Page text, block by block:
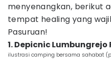
menyenangkan, berikut
tempat healing yang
Pasuruan!
1. Depicnic Lumbungrejo
ilustrasi camping bersama sahabat